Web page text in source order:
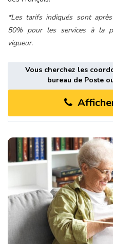
*Les tarifs indiqués sont
50% pour les services à la
vigueur.
Vous cherchez les
bureau de Poste